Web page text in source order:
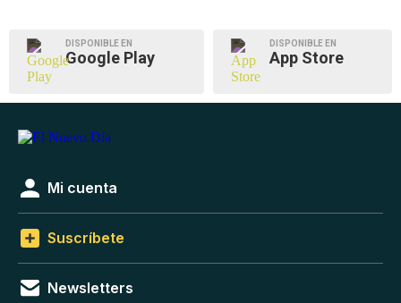
DISPONIBLE EN
Google Play
DISPONIBLE EN
App Store
Mi cuenta
Suscríbete
Newsletters